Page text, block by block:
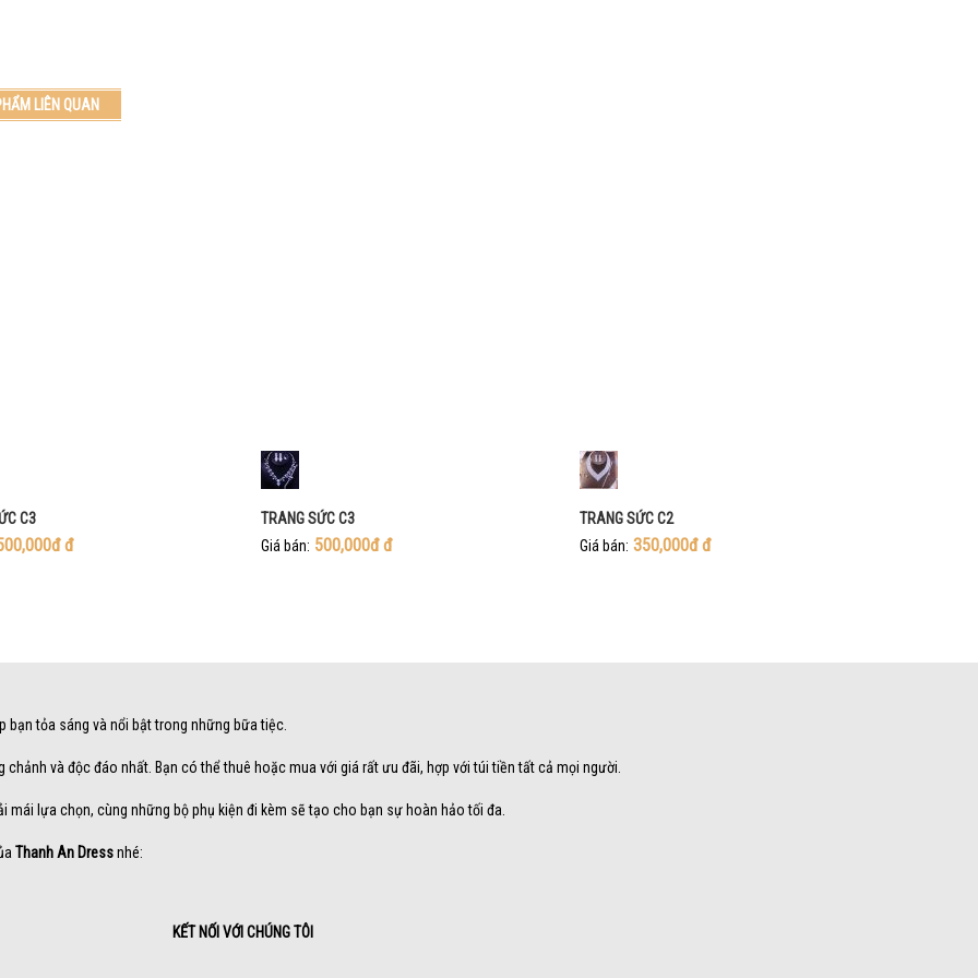
LIÊN QUAN
C3
đ
TRANG SỨC C3
Giá bán: 500,000đđ
TRANG SỨC C2
Giá bán: 350,000đđ
bạn tỏa sáng và nổi bật trong những bữa tiệc.
chảnh và độc đáo nhất. Bạn có thể thuê hoặc mua với giá rất ưu đãi, hợp với túi tiền tất cả mọi người.
mái lựa chọn, cùng những bộ phụ kiện đi kèm sẽ tạo cho bạn sự hoàn hảo tối đa.
Thanh An Dressnhé:
KẾT NỐI VỚI CHÚNG TÔI